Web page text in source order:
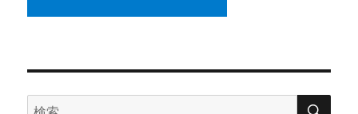
記
検
検